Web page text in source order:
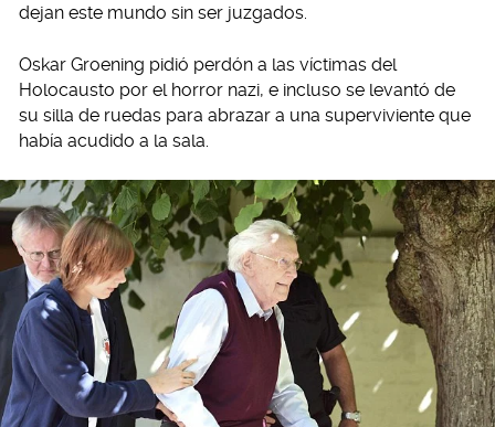
dejan este mundo sin ser juzgados.
Oskar Groening pidió perdón a las víctimas del
Holocausto por el horror nazi, e incluso se levantó de
su silla de ruedas para abrazar a una superviviente que
había acudido a la sala.